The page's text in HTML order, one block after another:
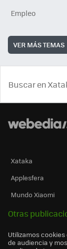
Empleo
VER MÁS TEMAS
Xataka
Applesfera
Mundo Xiaomi
Otras
Utilizamos
de audiencia y